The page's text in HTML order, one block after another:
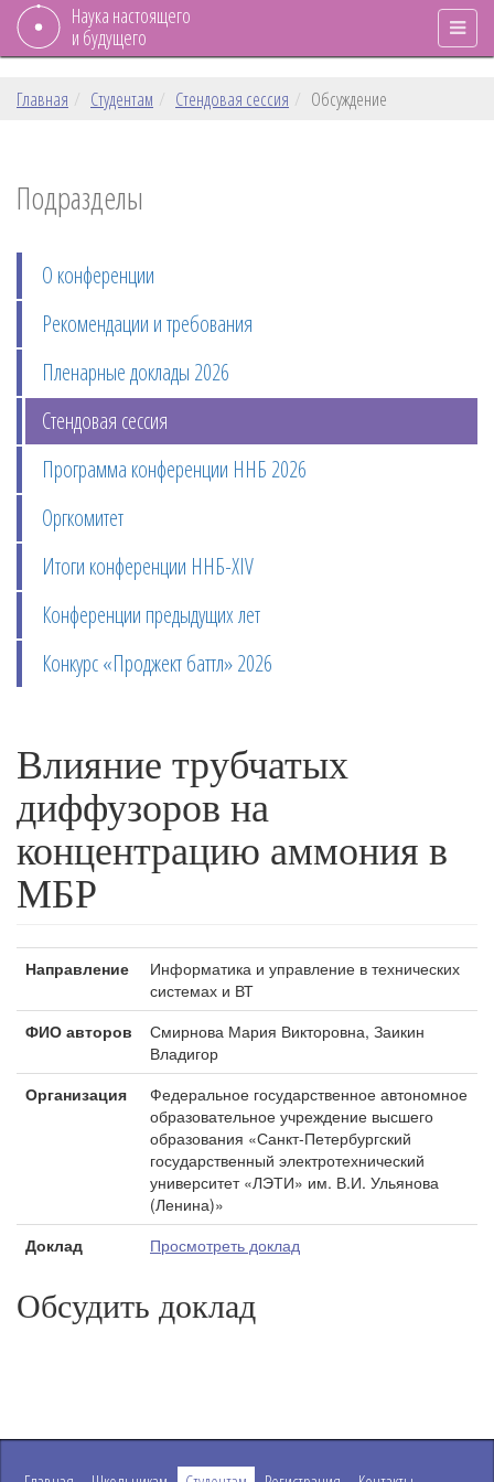
Наука настоящего
и будущего
Главная Студентам Стендовая сессия Обсуждение
Подразделы
О конференции
Рекомендации и требования
Пленарные доклады 2026
Стендовая сессия
Программа конференции ННБ 2026
Оргкомитет
Итоги конференции ННБ-XIV
Конференции предыдущих лет
Конкурс «Проджект баттл» 2026
Влияние трубчатых
диффузоров на
концентрацию аммония в
МБР
Направление
Информатика и управление в технических
системах и ВТ
ФИО авторов
Смирнова Мария Викторовна, Заикин
Владигор
Организация
Федеральное государственное автономное
образовательное учреждение высшего
образования «Санкт-Петербургский
государственный электротехнический
университет «ЛЭТИ» им. В.И. Ульянова
(Ленина)»
Доклад
Просмотреть доклад
Обсудить доклад